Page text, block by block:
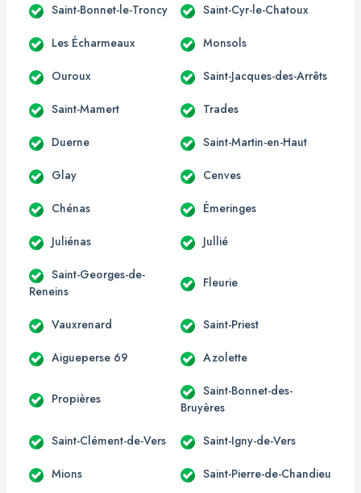
Saint-Bonnet-le-Troncy Saint-Cyr-le-Chatoux
Les Écharmeaux Monsols
Ouroux Saint-Jacques-des-Arrêts
Saint-Mamert Trades
Duerne Saint-Martin-en-Haut
Glay Cenves
Chénas Émeringes
Juliénas Jullié
Saint-Georges-de-
Reneins
Fleurie
Vauxrenard Saint-Priest
Aigueperse 69 Azolette
Propières
Saint-Bonnet-des-
Bruyères
Saint-Clément-de-Vers Saint-Igny-de-Vers
Mions Saint-Pierre-de-Chandieu